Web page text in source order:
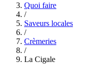
Quoi faire
/
Saveurs locales
/
Crèmeries
/
La Cigale